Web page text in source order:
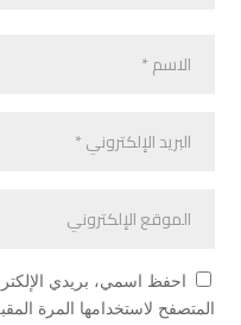
احفظ اسمي، بريدي
المتصفح لاستخدامها المرة